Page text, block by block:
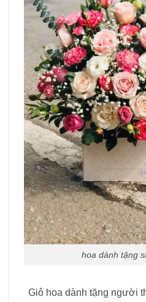
hoa dành tặng
Giỏ hoa dành tặng người